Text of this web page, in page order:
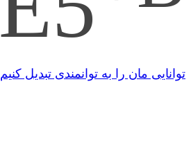
توانایی مان را به توانمندی تبدیل کنیم